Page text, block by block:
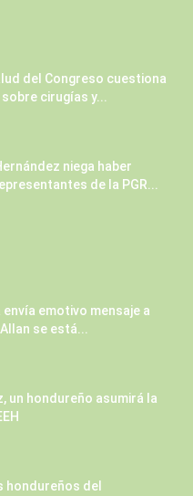
del Congreso cuestiona
cirugías y...
niega haber
de la PGR...
envía emotivo mensaje a
se está...
un hondureño asumirá la
hondureños del